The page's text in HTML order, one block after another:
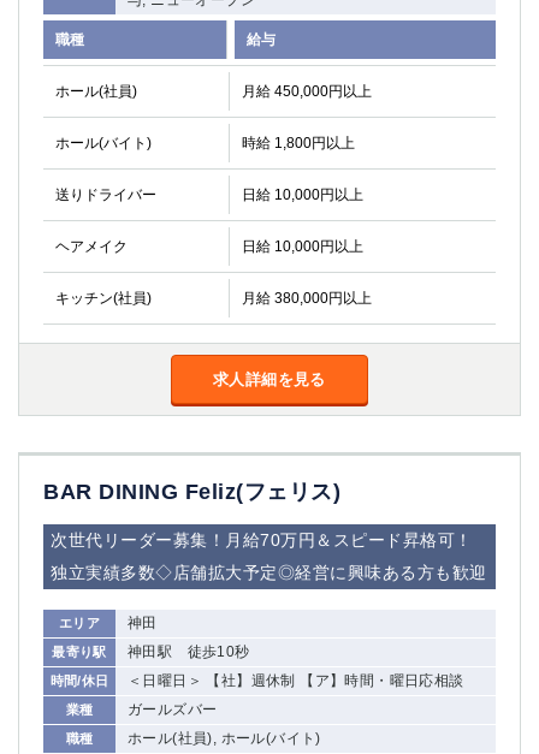
職種 給与
ホール(社員) 月給 450,000円以上
ホール(バイト) 時給 1,800円以上
送りドライバー 日給 10,000円以上
ヘアメイク 日給 10,000円以上
キッチン(社員) 月給 380,000円以上
求人詳細を見る
BAR DINING Feliz(フェリス)
次世代リーダー募集！月給70万円＆スピード昇格可！
独立実績多数◇店舗拡大予定◎経営に興味ある方も歓迎
エリア 神田
最寄り駅 神田駅 徒歩10秒
時間/休日 ＜日曜日＞ 【社】週休制 【ア】時間・曜日応相談
業種 ガールズバー
職種 ホール(社員), ホール(バイト)
蒲田(西口)
清瀬（南口）
①東武練馬 ②成増・板橋 ③大山 ②池袋
池袋東口
金町
大井町
大泉学園
下赤塚
竹ノ塚
三鷹
新小岩
幡ヶ谷
祖師ヶ谷大蔵
小岩
湯島
久米川
神奈川県
川崎
溝の口
本厚木
新横浜
藤沢
平塚
武蔵小杉
橋本
小田原
関内・馬車道・日ノ出町 武蔵新城
元住吉
茅ヶ崎
戸塚
大船
相模原